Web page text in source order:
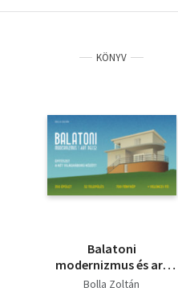
KÖNYV
Balatoni
modernizmus és art
deco - Építészet a két
Bolla Zoltán